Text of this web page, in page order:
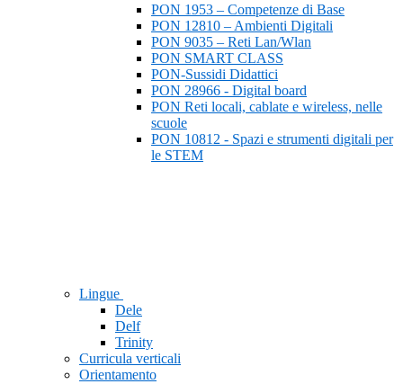
PON 1953 – Competenze di Base
PON 12810 – Ambienti Digitali
PON 9035 – Reti Lan/Wlan
PON SMART CLASS
PON-Sussidi Didattici
PON 28966 - Digital board
PON Reti locali, cablate e wireless, nelle
scuole
PON 10812 - Spazi e strumenti digitali per
le STEM
Lingue
Dele
Delf
Trinity
Curricula verticali
Orientamento